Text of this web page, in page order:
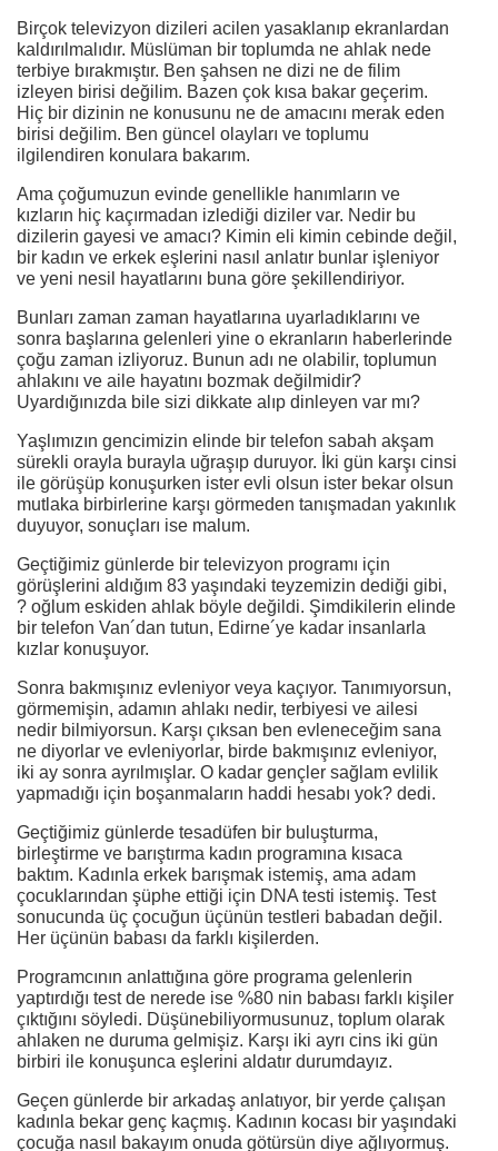
Birçok televizyon dizileri acilen yasaklanıp ekranlardan
kaldırılmalıdır. Müslüman bir toplumda ne ahlak nede
terbiye bırakmıştır. Ben şahsen ne dizi ne de filim
izleyen birisi değilim. Bazen çok kısa bakar geçerim.
Hiç bir dizinin ne konusunu ne de amacını merak eden
birisi değilim. Ben güncel olayları ve toplumu
ilgilendiren konulara bakarım.
Ama çoğumuzun evinde genellikle hanımların ve
kızların hiç kaçırmadan izlediği diziler var. Nedir bu
dizilerin gayesi ve amacı? Kimin eli kimin cebinde değil,
bir kadın ve erkek eşlerini nasıl anlatır bunlar işleniyor
ve yeni nesil hayatlarını buna göre şekillendiriyor.
Bunları zaman zaman hayatlarına uyarladıklarını ve
sonra başlarına gelenleri yine o ekranların haberlerinde
çoğu zaman izliyoruz. Bunun adı ne olabilir, toplumun
ahlakını ve aile hayatını bozmak değilmidir?
Uyardığınızda bile sizi dikkate alıp dinleyen var mı?
Yaşlımızın gencimizin elinde bir telefon sabah akşam
sürekli orayla burayla uğraşıp duruyor. İki gün karşı cinsi
ile görüşüp konuşurken ister evli olsun ister bekar olsun
mutlaka birbirlerine karşı görmeden tanışmadan yakınlık
duyuyor, sonuçları ise malum.
Geçtiğimiz günlerde bir televizyon programı için
görüşlerini aldığım 83 yaşındaki teyzemizin dediği gibi,
? oğlum eskiden ahlak böyle değildi. Şimdikilerin elinde
bir telefon Van´dan tutun, Edirne´ye kadar insanlarla
kızlar konuşuyor.
Sonra bakmışınız evleniyor veya kaçıyor. Tanımıyorsun,
görmemişin, adamın ahlakı nedir, terbiyesi ve ailesi
nedir bilmiyorsun. Karşı çıksan ben evleneceğim sana
ne diyorlar ve evleniyorlar, birde bakmışınız evleniyor,
iki ay sonra ayrılmışlar. O kadar gençler sağlam evlilik
yapmadığı için boşanmaların haddi hesabı yok? dedi.
Geçtiğimiz günlerde tesadüfen bir buluşturma,
birleştirme ve barıştırma kadın programına kısaca
baktım. Kadınla erkek barışmak istemiş, ama adam
çocuklarından şüphe ettiği için DNA testi istemiş. Test
sonucunda üç çocuğun üçünün testleri babadan değil.
Her üçünün babası da farklı kişilerden.
Programcının anlattığına göre programa gelenlerin
yaptırdığı test de nerede ise %80 nin babası farklı kişiler
çıktığını söyledi. Düşünebiliyormusunuz, toplum olarak
ahlaken ne duruma gelmişiz. Karşı iki ayrı cins iki gün
birbiri ile konuşunca eşlerini aldatır durumdayız.
Geçen günlerde bir arkadaş anlatıyor, bir yerde çalışan
kadınla bekar genç kaçmış. Kadının kocası bir yaşındaki
çocuğa nasıl bakayım onuda götürsün diye ağlıyormuş.